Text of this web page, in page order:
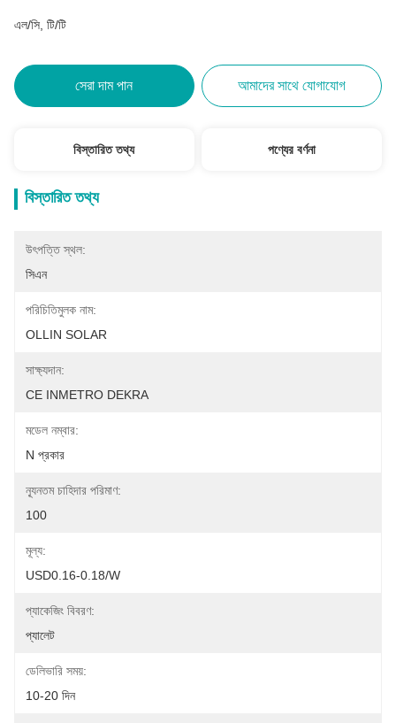
এল/সি, টি/টি
সেরা দাম পান আমাদের সাথে যোগাযোগ
বিস্তারিত তথ্য পণ্যের বর্ণনা
বিস্তারিত তথ্য
উৎপত্তি স্থল:
সিএন
পরিচিতিমুলক নাম:
OLLIN SOLAR
সাক্ষ্যদান:
CE INMETRO DEKRA
মডেল নম্বার:
N প্রকার
ন্যূনতম চাহিদার পরিমাণ:
100
মূল্য:
USD0.16-0.18/w
প্যাকেজিং বিবরণ:
প্যালেট
ডেলিভারি সময়:
10-20 দিন